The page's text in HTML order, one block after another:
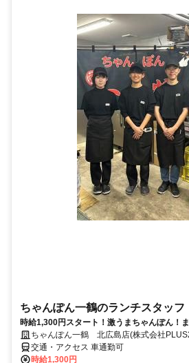
ちゃんぽん一鶴のランチスタッフ
時給1,300円スタート！激うまちゃんぽん！
ちゃんぽん一鶴 北広島店(株式会社
交通・アクセス 車通勤可
時給1,300円